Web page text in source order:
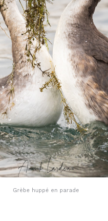
Grèbe huppé en parade